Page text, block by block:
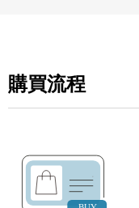
購買流程